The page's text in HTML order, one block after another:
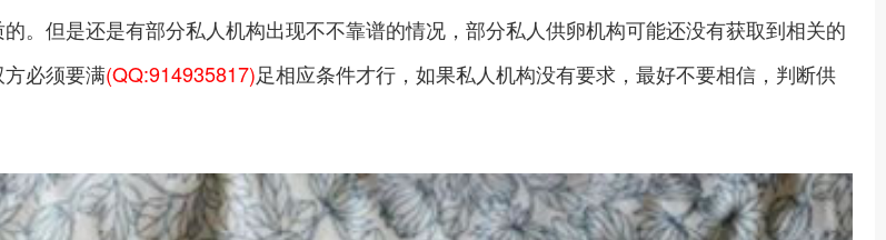
。但是还是有部分私人机构出现不不靠谱的情况，部分私人供卵机构可能还没有获取到相关的
必须要满(QQ:914935817)足相应条件才行，如果私人机构没有要求，最好不要相信，判断供